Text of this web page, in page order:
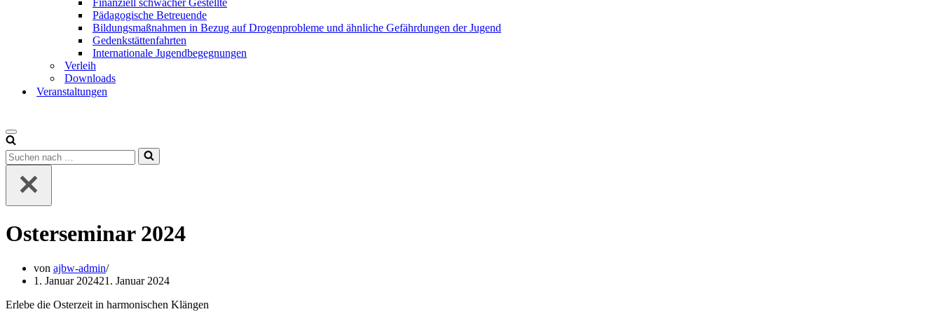
Finanziell schwächer Gestellte
Pädagogische Betreuende
Bildungsmaßnahmen in Bezug auf Drogenprobleme und ähnliche Gefährdungen der Jugend
Gedenkstättenfahrten
Internationale Jugendbegegnungen
Verleih
Downloads
Veranstaltungen
Osterseminar 2024
von ajbw-admin
1. Januar 202421. Januar 2024
Erlebe die Osterzeit in harmonischen Klängen